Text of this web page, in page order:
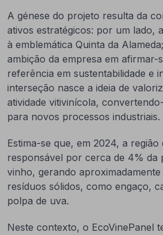
A génese do projeto resulta da
ativos estratégicos: por um lado,
à emblemática Quinta da
ambição da empresa em afirmar-
referência em sustentabilidade e
interseção nasce a ideia de
atividade vitivinícola,
para novos processos industriais.
Estima-se que, em 2024, a
responsável por cerca de 4% da
vinho, gerando
resíduos sólidos, como engaço,
polpa de uva.
Neste contexto, o EcoVinePanel